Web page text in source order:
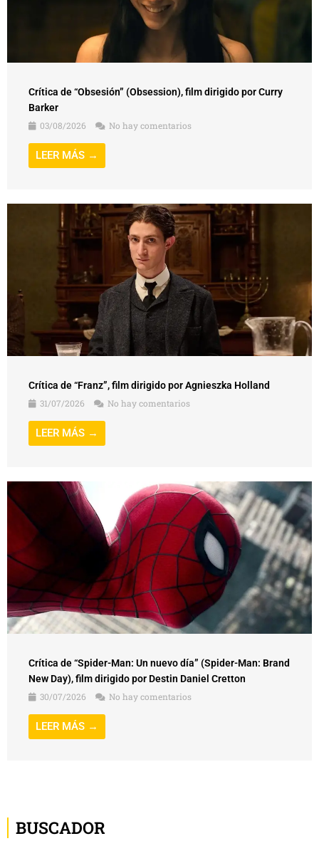
Crítica de “Obsesión” (Obsession), film dirigido por Curry
Barker
03/08/2026
No hay comentarios
LEER MÁS →
Crítica de “Franz”, film dirigido por Agnieszka Holland
31/07/2026
No hay comentarios
LEER MÁS →
Crítica de “Spider-Man: Un nuevo día” (Spider-Man: Brand
New Day), film dirigido por Destin Daniel Cretton
30/07/2026
No hay comentarios
LEER MÁS →
BUSCADOR